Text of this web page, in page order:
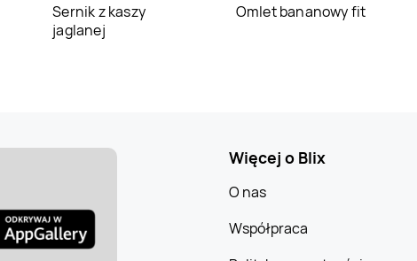
Sernik z kaszy
jaglanej
Omlet bananowy fit
Więcej o Blix
O nas
Współpraca